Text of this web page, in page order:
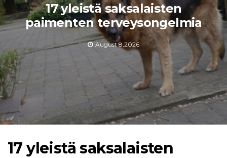
17 yleistä saksalaisten
paimenten terveysongelmia
August 8,2026
17 yleistä saksalaisten